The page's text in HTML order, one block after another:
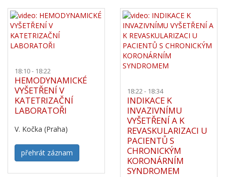
18:10 - 18:22
HEMODYNAMICKÉ
VYŠETŘENÍ V
KATETRIZAČNÍ
LABORATOŘI
V. Kočka (Praha)
přehrát záznam
18:22 - 18:34
INDIKACE K
INVAZIVNÍMU
VYŠETŘENÍ A K
REVASKULARIZACI U
PACIENTŮ S
CHRONICKÝM
KORONÁRNÍM
SYNDROMEM